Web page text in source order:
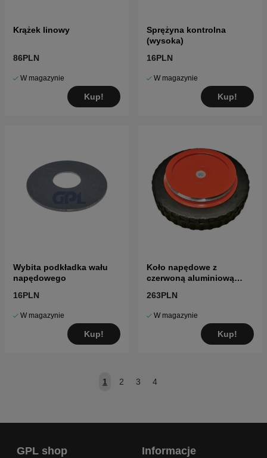
Krążek linowy
86PLN
W magazynie
Kup!
Sprężyna kontrolna
(wysoka)
16PLN
W magazynie
Kup!
Wybita podkładka wału
napędowego
16PLN
W magazynie
Kup!
Koło napędowe z
czerwoną aluminiową
263PLN
W magazynie
Kup!
1 2 3 4
GPL shop Informacje